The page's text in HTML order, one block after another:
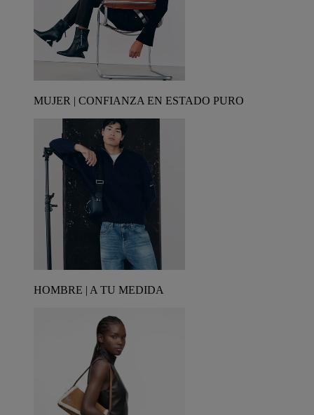
MUJER | CONFIANZA EN ESTADO PURO
HOMBRE | A TU MEDIDA